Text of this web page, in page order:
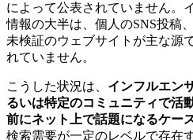
によって公表されていません。
情報の大半は、個人のSNS投稿
未検証のウェブサイトが主な源
れていません。
こうした状況は、 インフルエン
るいは特定のコミュニティで活
前にネット上で話題になるケー
検索需要が一定のレベルで存在